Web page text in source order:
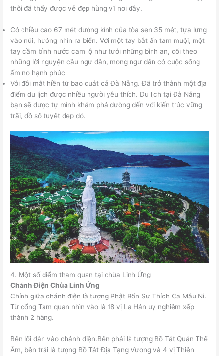
thôi đã thấy được vẻ đẹp hùng vĩ nơi đây.
Có chiều cao 67 mét đường kính của tòa sen 35 mét, tựa lưng
vào núi, hướng nhìn ra biển. Với một tay bắt ấn tam muội, một
tay cầm bình nước cam lộ như tưới những bình an, dõi theo
những lời nguyện cầu ngư dân, mong ngư dân có cuộc sống
ấm no hạnh phúc
Với đôi mắt hiền từ bao quát cả Đà Nẵng. Đã trở thành một địa
điểm du lịch được nhiều người yêu thích. Du lịch tại Đà Nẵng
bạn sẽ được tự mình khám phá đường đến với kiến trúc vững
trãi, đồ sộ tuyệt đẹp đó.
4. Một số điểm tham quan tại chùa Linh Ứng
Chánh Điện Chùa Linh Ứng
Chính giữa chánh điện là tượng Phật Bổn Sư Thích Ca Mâu Ni.
Từ cổng Tam quan nhìn vào là 18 vị La Hán uy nghiêm xếp
thành 2 hàng.
Bên lối dẫn vào chánh điện.Bên phải là tượng Bồ Tát Quán Thế
Âm, bên trái là tượng Bồ Tát Địa Tạng Vương và 4 vị Thiên